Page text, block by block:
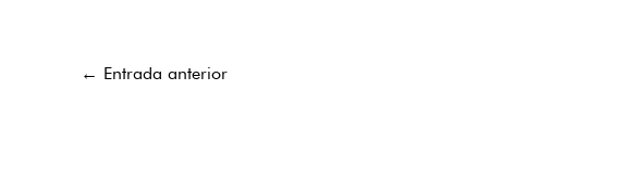
← Entrada anterior